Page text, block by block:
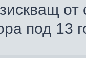
от
под 13